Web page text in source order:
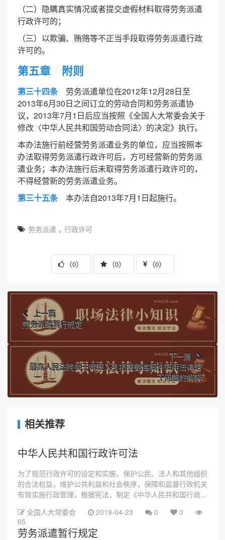
（二）隐瞒真实情况或者提交虚假材料取得劳务派遣
行政许可的；
（三）以欺骗、贿赂等不正当手段取得劳务派遣行政
许可的。
第五章 附则
第三十四条劳务派遣单位在2012年12月28日至
2013年6月30日之间订立的劳动合同和劳务派遣协
议，2013年7月1日后应当按照《全国人大常委会关于
修改〈中华人民共和国劳动合同法〉的决定》执行。
本办法施行前经营劳务派遣业务的单位，应当按照本
办法取得劳务派遣行政许可后，方可经营新的劳务派
遣业务；本办法施行后未取得劳务派遣行政许可的，
不得经营新的劳务派遣业务。
第三十五条本办法自2013年7月1日起施行。
劳务派遣 , 行政许可
（0） （0） （0）
上一篇
劳务派遣暂行规定
下一篇
最高人民法院关于审理人身损害赔偿案件适用法律若
干问题的解释
相关推荐
中华人民共和国行政许可法
为了规范行政许可的设定和实施，保护公民、法人和其他组织
的合法权益，维护公共利益和社会秩序，保障和监督行政机关
有效实施行政管理，根据宪法，制定《中华人民共和国行政...
全国人大常委会
2019-04-23 0
0
65
劳务派遣暂行规定